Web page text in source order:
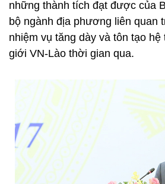
những thành tích đạt được của
bộ ngành địa phương liên quan
nhiệm vụ tăng dày và tôn tạo hệ
giới VN-Lào thời gian qua.